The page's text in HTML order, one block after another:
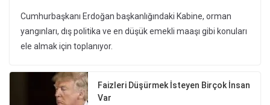
Cumhurbaşkanı Erdoğan başkanlığındaki Kabine, orman
yangınları, dış politika ve en düşük emekli maaşı gibi konuları
ele almak için toplanıyor.
Faizleri Düşürmek İsteyen Birçok İnsan
Var